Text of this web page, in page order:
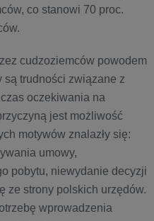
co stanowi 70 proc.
cudzoziemców powodem
trudności związane z
oczekiwania na
jest możliwość
motywów znalazły się:
umowy,
pobytu, niewydanie decyzji
ze strony polskich urzędów.
wprowadzenia